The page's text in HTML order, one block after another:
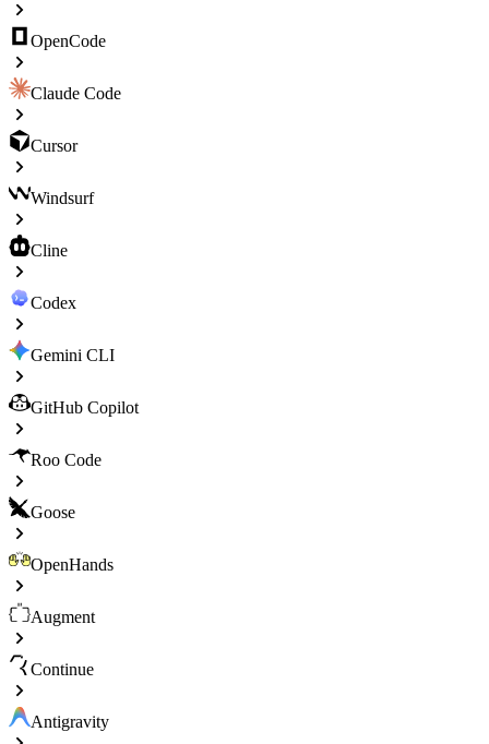
OpenCode
Claude Code
Cursor
Windsurf
Cline
Codex
Gemini CLI
GitHub Copilot
Roo Code
Goose
OpenHands
Augment
Continue
Antigravity